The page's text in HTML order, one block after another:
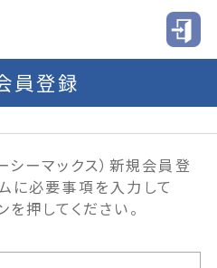
員登録
シーマックス）新規会員登
に必要事項を入力して
を押してください。